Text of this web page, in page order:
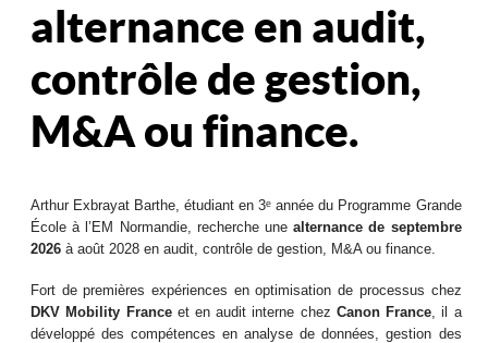
alternance en audit,
contrôle de gestion,
M&A ou finance.
Arthur Exbrayat Barthe, étudiant en 3ᵉ année du Programme Grande
École à l’EM Normandie, recherche unealternance de septembre
2026 à août 2028 en audit, contrôle de gestion, M&A ou finance.
Fort de premières expériences en optimisation de processus chez
DKV Mobility Franceet en audit interne chez Canon France, il a
développé des compétences en analyse de données, gestion des